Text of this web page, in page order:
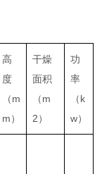
高
度
（m
m）
干燥
面积
（m
2）
功
率
（k
w）